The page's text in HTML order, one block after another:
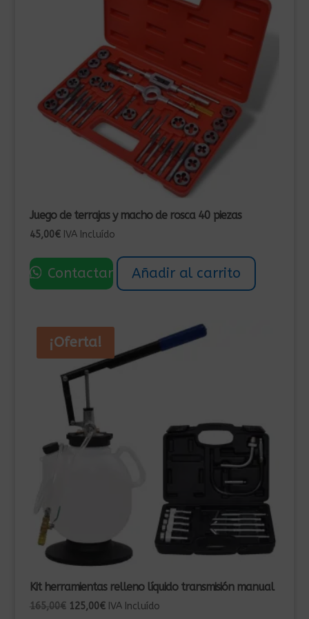
Juego de terrajas y macho de rosca 40 piezas
45,00€ IVA Incluído
Contactar Añadir al carrito
¡Oferta!
Kit herramientas relleno líquido transmisión manual
165,00€ El
125,00€ElIVA Incluído